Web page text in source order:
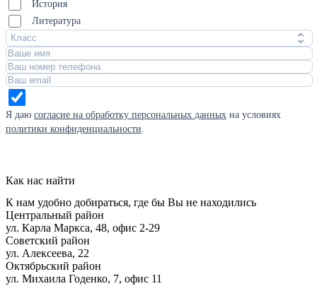
История
Литература
Класс
Я даю согласие на обработку персональных данных на условиях
политики конфиденциальности
Как нас найти
К нам удобно добираться, где бы Вы не находились
Центральный район
ул. Карла Маркса, 48, офис 2-29
Советский район
ул. Алексеева, 22
Октябрьский район
ул. Михаила Годенко, 7, офис 11